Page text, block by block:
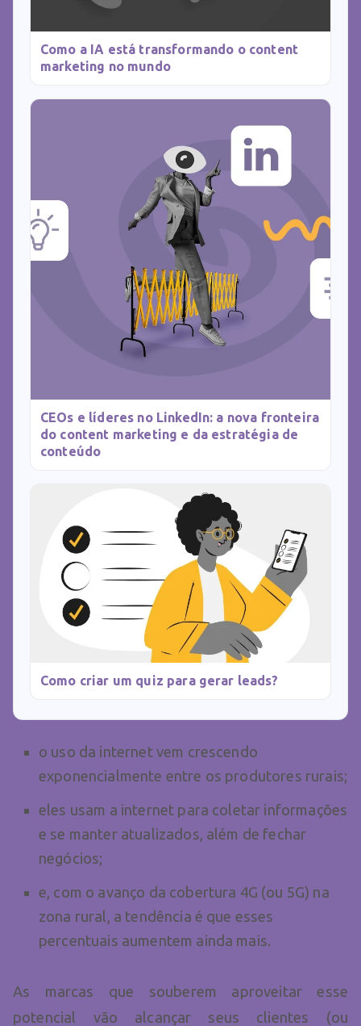
Como a IA está transformando o content
marketing no mundo
CEOs e líderes no LinkedIn: a nova fronteira
do content marketing e da estratégia de
conteúdo
Como criar um quiz para gerar leads?
o uso da internet vem crescendo
exponencialmente entre os produtores rurais;
eles usam a internet para coletar informações
e se manter atualizados, além de fechar
negócios;
e, com o avanço da cobertura 4G (ou 5G) na
zona rural, a tendência é que esses
percentuais aumentem ainda mais.
As marcas que souberem aproveitar esse
potencial vão alcançar seus clientes (ou